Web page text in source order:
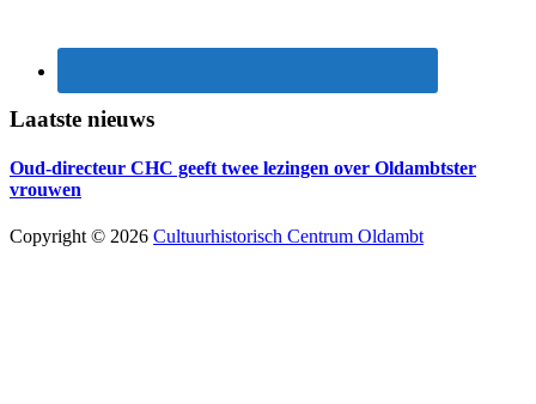
Laatste nieuws
Oud-directeur CHC geeft twee lezingen over Oldambtster
vrouwen
Copyright © 2026 Cultuurhistorisch Centrum Oldambt